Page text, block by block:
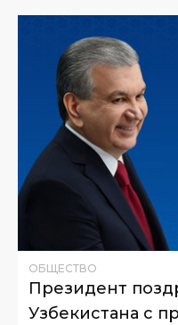
ОБЩЕСТВО
Президент
Узбекистана с